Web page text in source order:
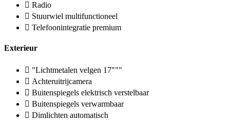
Radio
Stuurwiel multifunctioneel
Telefoonintegratie premium
Exterieur
"Lichtmetalen velgen 17"""
Achteruitrijcamera
Buitenspiegels elektrisch verstelbaar
Buitenspiegels verwarmbaar
Dimlichten automatisch